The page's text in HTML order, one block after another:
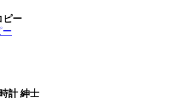
ピー
ー
計 紳士